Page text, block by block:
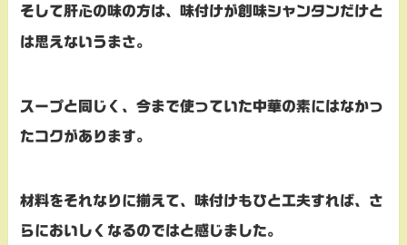
そして肝心の味の方は、 味付けが創味シャンタンだけと
は思えないうまさ。
スープと同じく、今まで使っていた中華の素にはなかっ
たコクがあります。
材料をそれなりに揃えて、味付けもひと工夫すれば、さ
らにおいしくなるのではと感じました。